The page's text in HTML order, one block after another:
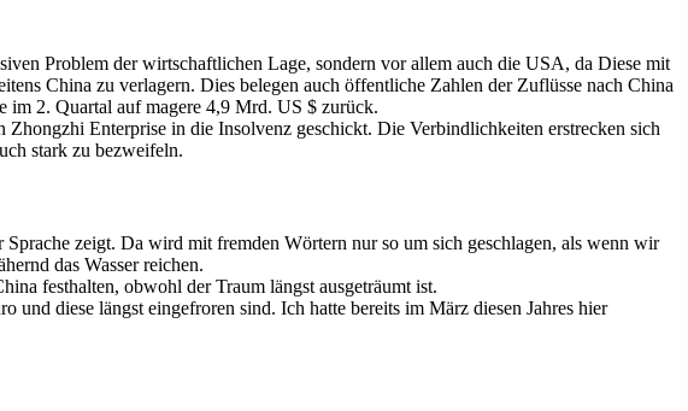
Problem der wirtschaftlichen Lage, sondern vor allem auch die USA, da Diese mit
China zu verlagern. Dies belegen auch öffentliche Zahlen der Zuflüsse nach China
im 2. Quartal auf magere 4,9 Mrd. US $ zurück.
Enterprise in die Insolvenz geschickt. Die Verbindlichkeiten erstrecken sich
stark zu bezweifeln.
zeigt. Da wird mit fremden Wörtern nur so um sich geschlagen, als wenn wir
das Wasser reichen.
festhalten, obwohl der Traum längst ausgeträumt ist.
diese längst eingefroren sind. Ich hatte bereits im März diesen Jahres hier